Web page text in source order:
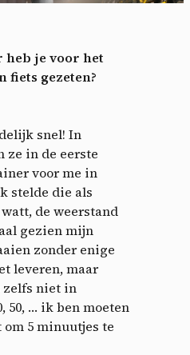
heb je voor het
fiets gezeten?
snel! In
ze in de eerste
voor me in
stelde die als
de weerstand
gezien mijn
zonder enige
leveren, maar
zelfs niet in
50, … ik ben moeten
5 minuutjes te